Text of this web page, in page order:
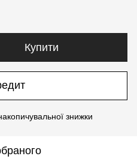
Купити
знижки